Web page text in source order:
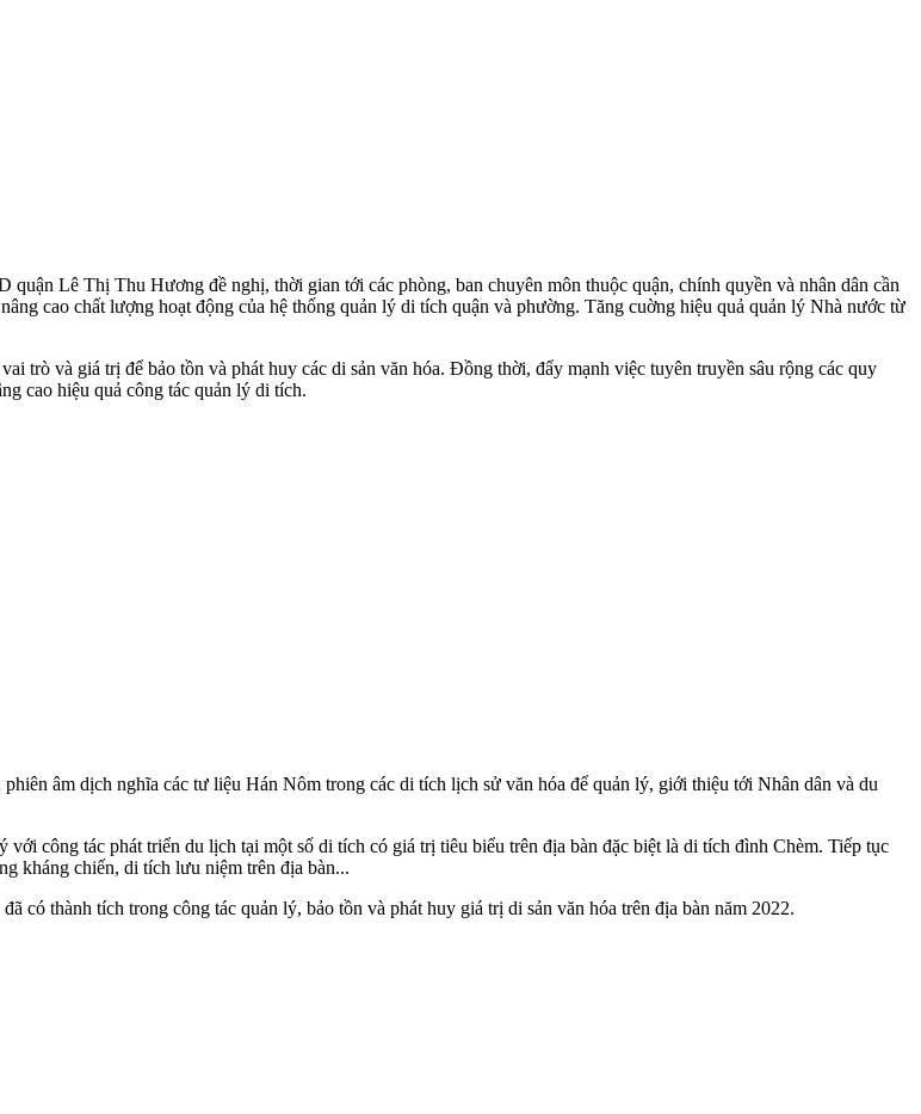
Lê Thị Thu Hương đề nghị, thời gian tới các phòng, ban chuyên môn thuộc quận, chính quyền và nhân dân cần
cao chất lượng hoạt động của hệ thống quản lý di tích quận và phường. Tăng cuờng hiệu quả quản lý Nhà nước từ
trò và giá trị để bảo tồn và phát huy các di sản văn hóa. Đồng thời, đẩy mạnh việc tuyên truyền sâu rộng các quy
cao hiệu quả công tác quản lý di tích.
âm dịch nghĩa các tư liệu Hán Nôm trong các di tích lịch sử văn hóa để quản lý, giới thiệu tới Nhân dân và du
công tác phát triển du lịch tại một số di tích có giá trị tiêu biểu trên địa bàn đặc biệt là di tích đình Chèm. Tiếp tục
kháng chiến, di tích lưu niệm trên địa bàn...
thành tích trong công tác quản lý, bảo tồn và phát huy giá trị di sản văn hóa trên địa bàn năm 2022.